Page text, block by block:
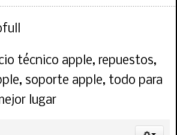
técnico apple, repuestos,
soporte apple, todo para
lugar